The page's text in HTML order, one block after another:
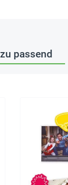
passend